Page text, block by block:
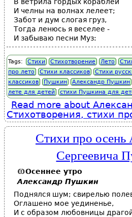
И челны на волнах лелеет;
Забот и дум слогая груз,
Тогда ленюсь я веселее -
И забываю песни Муз:
Tags: Стихи Стихотворение Лето
про лето
Стихи классиков Стихи
классиков
Пушкин Александр Пушкин
лете для детей
стихи Пушкина для
Read more about
Стихотворения, стихи
Стихи про осень
Сергеевича
Осеннее утро
Александр Пушкин
Поднялся шум; свирелью
Оглашено мое уединенье,
И с образом любовницы